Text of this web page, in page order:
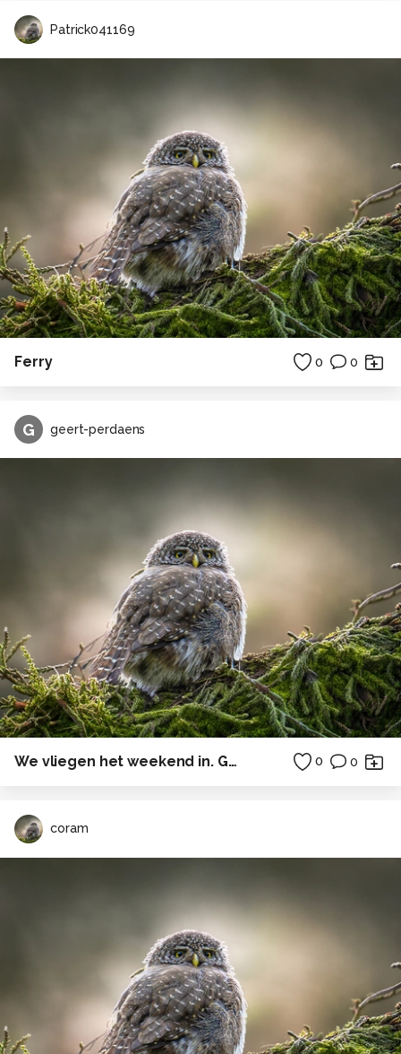
Patrick041169
Ferry 0 0
G geert-perdaens
We vliegen het weekend in. Gezegend weekend allemaal!!! 0 0
coram